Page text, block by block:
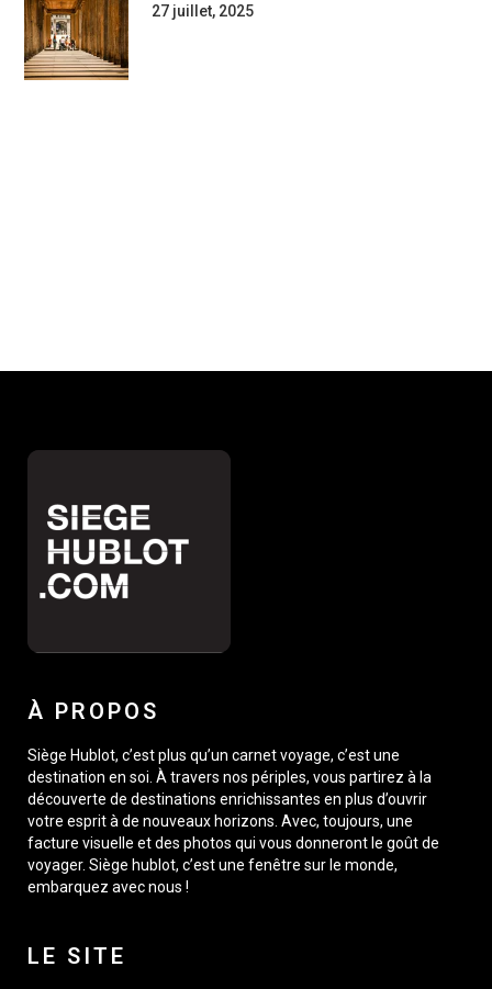
27 juillet, 2025
À PROPOS
Siège Hublot, c’est plus qu’un carnet voyage, c’est une
destination en soi. À travers nos périples, vous partirez à la
découverte de destinations enrichissantes en plus d’ouvrir
votre esprit à de nouveaux horizons. Avec, toujours, une
facture visuelle et des photos qui vous donneront le goût de
voyager. Siège hublot, c’est une fenêtre sur le monde,
embarquez avec nous !
LE SITE